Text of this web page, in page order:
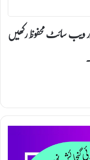
ویب سائٹ محفوظ رکھیں